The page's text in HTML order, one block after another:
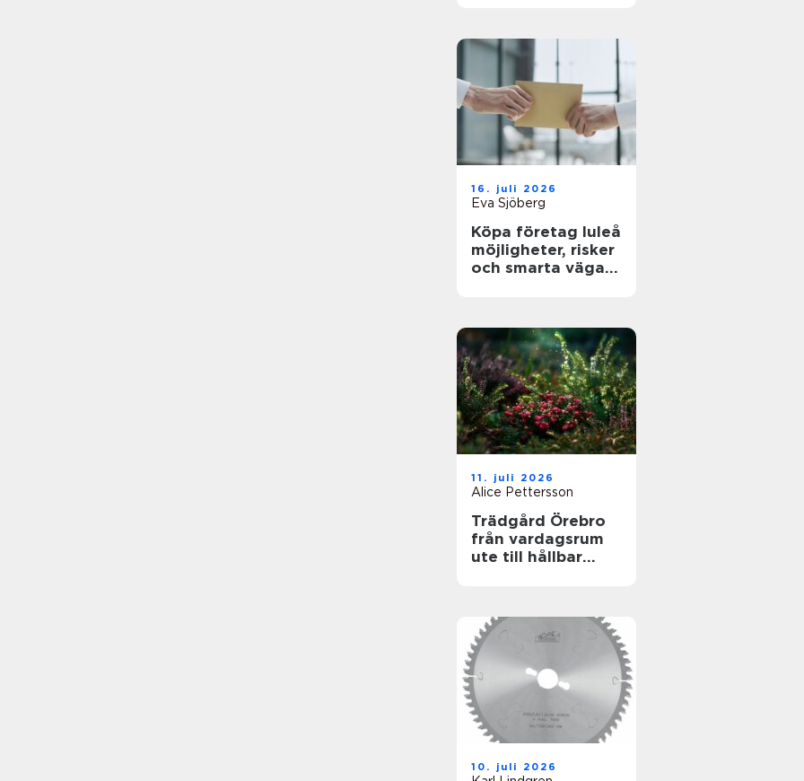
16. juli 2026
Eva Sjöberg
Köpa företag luleå
möjligheter, risker
och smarta vägar
11. juli 2026
Alice Pettersson
Trädgård Örebro
från vardagsrum
ute till hållbar
10. juli 2026